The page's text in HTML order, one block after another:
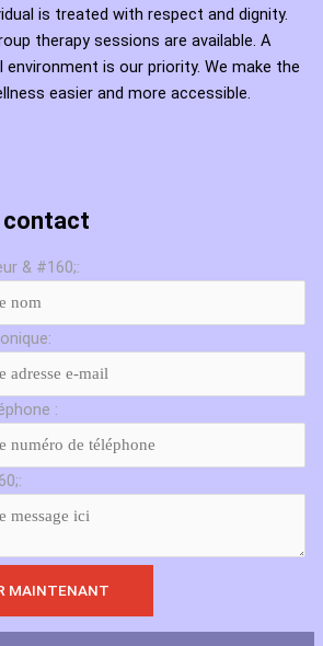
is treated with respect and dignity.
therapy sessions are available. A
is our priority. We make the
easier and more accessible.
contact
& #160;:
: